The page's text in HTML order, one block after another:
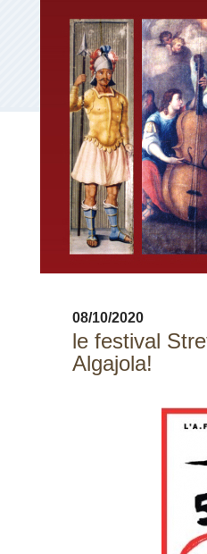
08/10/2020
le festival
Algajola!